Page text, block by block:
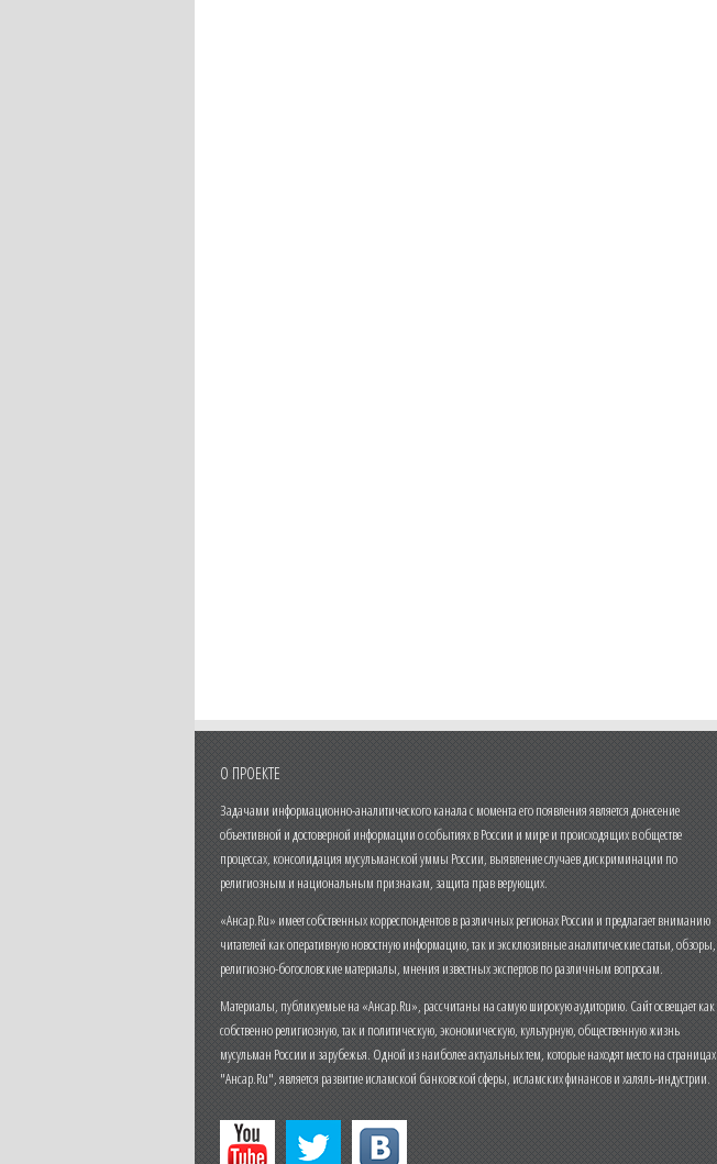
О ПРОЕКТЕ
Задачами информационно-аналитического канала с момента его появления является донесение
объективной и достоверной информации о событиях в России и мире и происходящих в обществе
процессах, консолидация мусульманской уммы России, выявление случаев дискриминации по
религиозным и национальным признакам, защита прав верующих.
«Ансар.Ru» имеет собственных корреспондентов в различных регионах России и предлагает вниманию
читателей как оперативную новостную информацию, так и эксклюзивные аналитические статьи, обзоры,
религиозно-богословские материалы, мнения известных экспертов по различным вопросам.
Материалы, публикуемые на «Ансар.Ru», рассчитаны на самую широкую аудиторию. Сайт освещает как
собственно религиозную, так и политическую, экономическую, культурную, общественную жизнь
мусульман России и зарубежья. Одной из наиболее актуальных тем, которые находят место на страницах
"Ансар.Ru", является развитие исламской банковской сферы, исламских финансов и халяль-индустрии.